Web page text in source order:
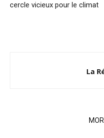
cercle vicieux pour le climat
La